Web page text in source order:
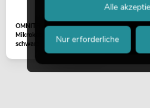
OMNITRONIC
Mikrokabelclip MK2,
schwarz 5x
Nur erforderliche
Alle